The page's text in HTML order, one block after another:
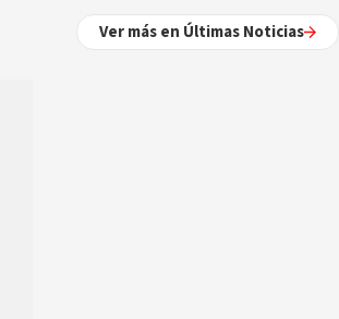
Ver más en Últimas Noticias